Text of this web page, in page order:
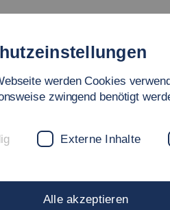
werden Cookies
zwingend benötigt
Externe Inhalte
Alle akzeptieren